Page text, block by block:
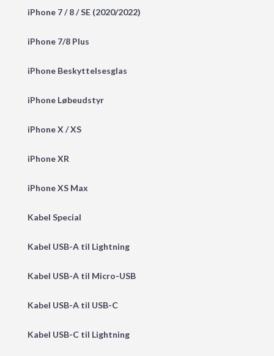
iPhone 7 / 8 / SE (2020/2022)
iPhone 7/8 Plus
iPhone Beskyttelsesglas
iPhone Løbeudstyr
iPhone X / XS
iPhone XR
iPhone XS Max
Kabel Special
Kabel USB-A til Lightning
Kabel USB-A til Micro-USB
Kabel USB-A til USB-C
Kabel USB-C til Lightning